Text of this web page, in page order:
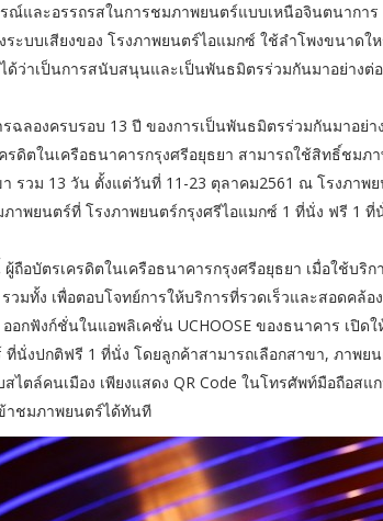
ณ์และอรรถรสในการชมภาพยนตร์แบบเหนือจินตนากา
ะบบเสียงของ โรงภาพยนตร์ไอแมกซ์ ใช้ลำโพงขนาด
ได้ว่าเป็นการสนับสนุนและเป็นพันธมิตรร่วมกันมาอย่างต่
รฉลองครบรอบ 13 ปี ของการเป็นพันธมิตรร่วมกันมาอย่
รดิตในเครือธนาคารกรุงศรีอยุธยา สามารถใช้สิทธิ์ชม
รวม 13 วัน ตั้งแต่วันที่ 11-23 ตุลาคม2561 ณ โรงภา
าพยนตร์ที่ โรงภาพยนตร์กรุงศรีไอแมกซ์ 1 ที่นั่ง ฟรี 1 ที่
ถือบัตรเครดิตในเครือธนาคารกรุงศรีอยุธยา เมื่อใช้บริ
วมทั้ง เพื่อตอบโจทย์การให้บริการที่รวดเร็วและสอดคล้
อกฟังก์ชั่นในแอพลิเคชั่น UCHOOSE ของธนาคาร เปิ
นั่งปกติฟรี 1 ที่นั่ง โดยลูกค้าสามารถเลือกสาขา, ภาพย
สไตล์คนเมือง เพียงแสดง QR Code ในโทรศัพท์มือถือส
าชมภาพยนตร์ได้ทันที